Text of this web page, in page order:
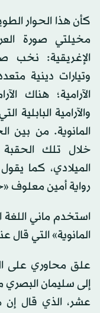
كأن هذا الحوار
مخيلتي صورة
الإغريقية: نخب
وتيارات دينية
الآرامية؛ هناك
والآرامية البابلية
المانوية. من بين
خلال تلك الحقبة
الميلادي، كما
رواية أمين معلوف
استخدم ماني اللغة
المانوية» التي قال
علق محاوري على
إلى سليمان البصري